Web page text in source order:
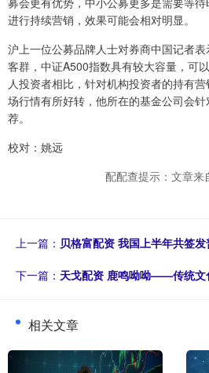
进行持续营销，效果可能会相对明显。
沪上一位公募品牌人士对券商中国记者
客群，中证A500指数具有较大容量，可
人投资者相比，针对机构投资者的持有
场行情有所好转，他所在的基金公司会
荐。
校对：姚远
配配查提示：文章来
上一篇： 贝格富配资 我国上半年共签
下一篇： 天戈配资 鹿鸣呦呦——传统文
相关文章